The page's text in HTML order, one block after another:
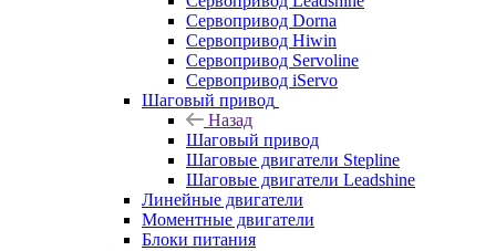
Сервопривод Dorna
Сервопривод Hiwin
Сервопривод Servoline
Сервопривод iServo
Шаговый привод
Назад
Шаговый привод
Шаговые двигатели Stepline
Шаговые двигатели Leadshine
Линейные двигатели
Моментные двигатели
Блоки питания